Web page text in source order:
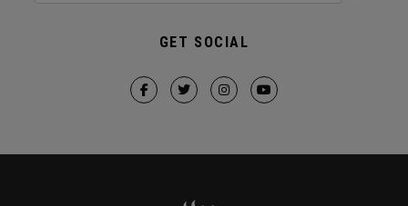
GET SOCIAL